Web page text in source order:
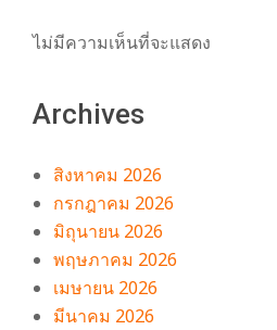
ไม่มีความเห็นที่จะแสดง
Archives
สิงหาคม 2026
กรกฎาคม 2026
มิถุนายน 2026
พฤษภาคม 2026
เมษายน 2026
มีนาคม 2026